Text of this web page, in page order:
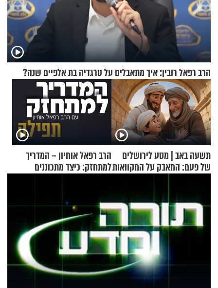
הרב רפאל רובין: איך מתאבלים על טרגדיה בת אלפיים שנה?
תשעה באב | מסע לירושלים
של פעם: המאבק על המקוואות
הרב רפאל אוחיון – המדריך
למתחזק: כיצד מתכוננים